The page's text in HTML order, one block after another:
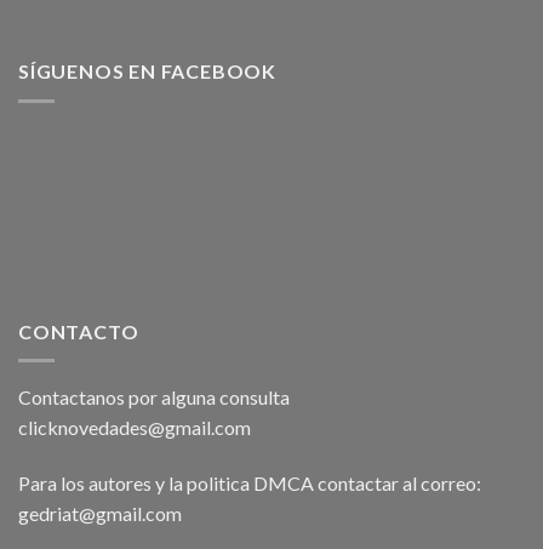
SÍGUENOS EN FACEBOOK
CONTACTO
Contactanos por alguna consulta
clicknovedades@gmail.com
Para los autores y la politica DMCA contactar al correo:
gedriat@gmail.com